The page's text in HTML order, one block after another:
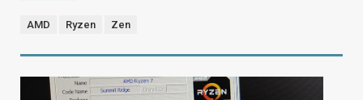
AMD Ryzen Zen